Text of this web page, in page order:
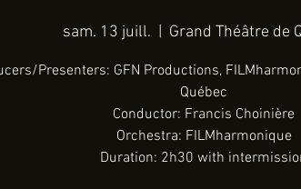
sam. 13 juill. Grand Théâtre de
Presenters: GFN Productions,
Québec
Conductor: Francis Choinière
Orchestra: FILMharmonique
Duration: 2h30 with